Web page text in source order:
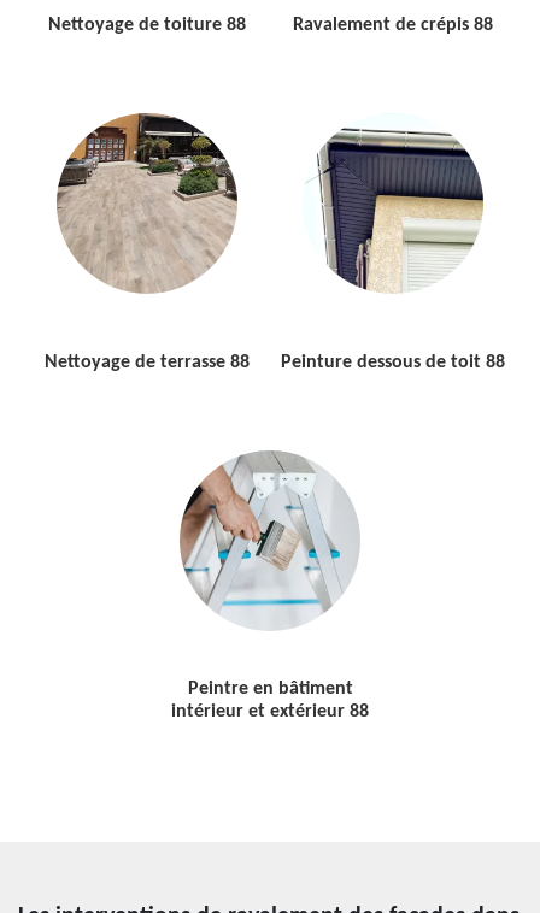
Nettoyage de toiture 88 Ravalement de crépis 88
Nettoyage de terrasse 88 Peinture dessous de toit 88
Peintre en bâtiment
intérieur et extérieur 88